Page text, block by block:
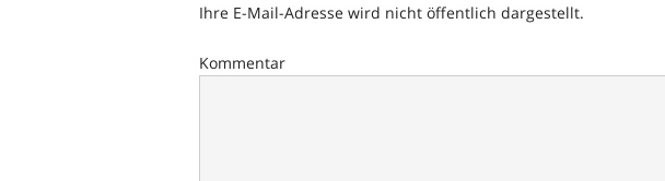
Ihre E-Mail-Adresse wird nicht öffentlich dargestellt.
Kommentar